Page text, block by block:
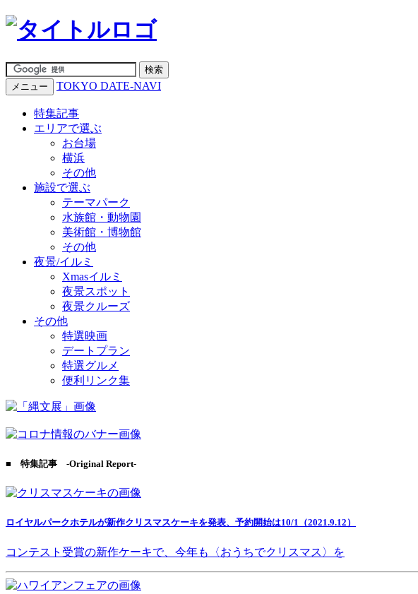
メニュー TOKYO DATE-NAVI
特集記事
エリアで選ぶ
お台場
横浜
その他
施設で選ぶ
テーマパーク
水族館・動物園
美術館・博物館
その他
夜景/イルミ
Xmasイルミ
夜景スポット
夜景クルーズ
その他
特選映画
デートプラン
特選グルメ
便利リンク集
■ 特集記事 -Original Report-
ロイヤルパークホテルが新作クリスマスケーキを発表、予約開始は10/1（2021.9.12）
コンテスト受賞の新作ケーキで、今年も〈おうちでクリスマス〉を